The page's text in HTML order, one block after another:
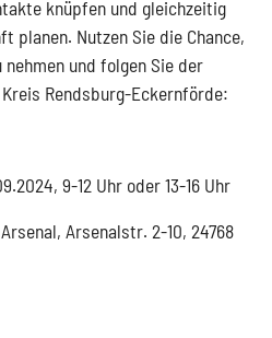
knüpfen und gleichzeitig
planen. Nutzen Sie die Chance,
und folgen Sie der
Rendsburg-Eckernförde:
9-12 Uhr oder 13-16 Uhr
Arsenalstr. 2-10, 24768